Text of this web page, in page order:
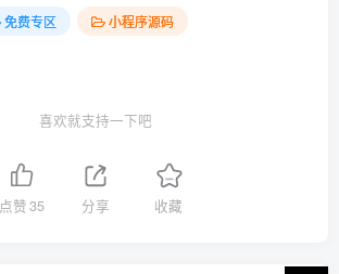
免费专区
小程序源码
喜欢就支持一下吧
点赞35 分享 收藏